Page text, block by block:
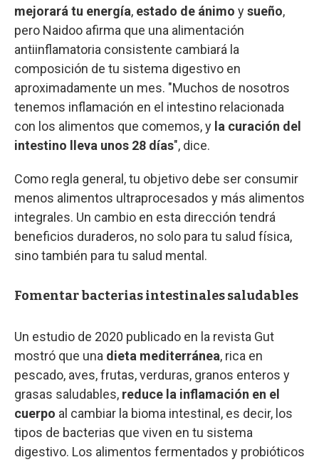
mejorará tu energía, estado de ánimo ysueño,
pero Naidoo afirma que una alimentación
antiinflamatoria consistente cambiará la
composición de tu sistema digestivo en
aproximadamente un mes. "Muchos de nosotros
tenemos inflamación en el intestino relacionada
con los alimentos que comemos, y la curación del
intestino lleva unos 28 días", dice.
Como regla general, tu objetivo debe ser consumir
menos alimentos ultraprocesados y más alimentos
integrales. Un cambio en esta dirección tendrá
beneficios duraderos, no solo para tu salud física,
sino también para tu salud mental.
Fomentar bacterias intestinales saludables
Un estudio de 2020 publicado en la revista Gut
mostró que una dieta mediterránea, rica en
pescado, aves, frutas, verduras, granos enteros y
grasas saludables, reduce la inflamación en el
cuerpo al cambiar la bioma intestinal, es decir, los
tipos de bacterias que viven en tu sistema
digestivo. Los alimentos fermentados y probióticos